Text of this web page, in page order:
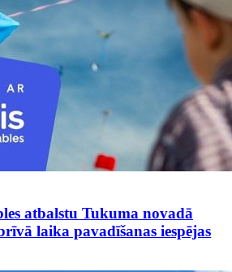
atbalstu Tukuma novadā
laika pavadīšanas iespējas